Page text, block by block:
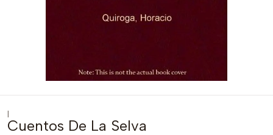
|
Cuentos De La Selva